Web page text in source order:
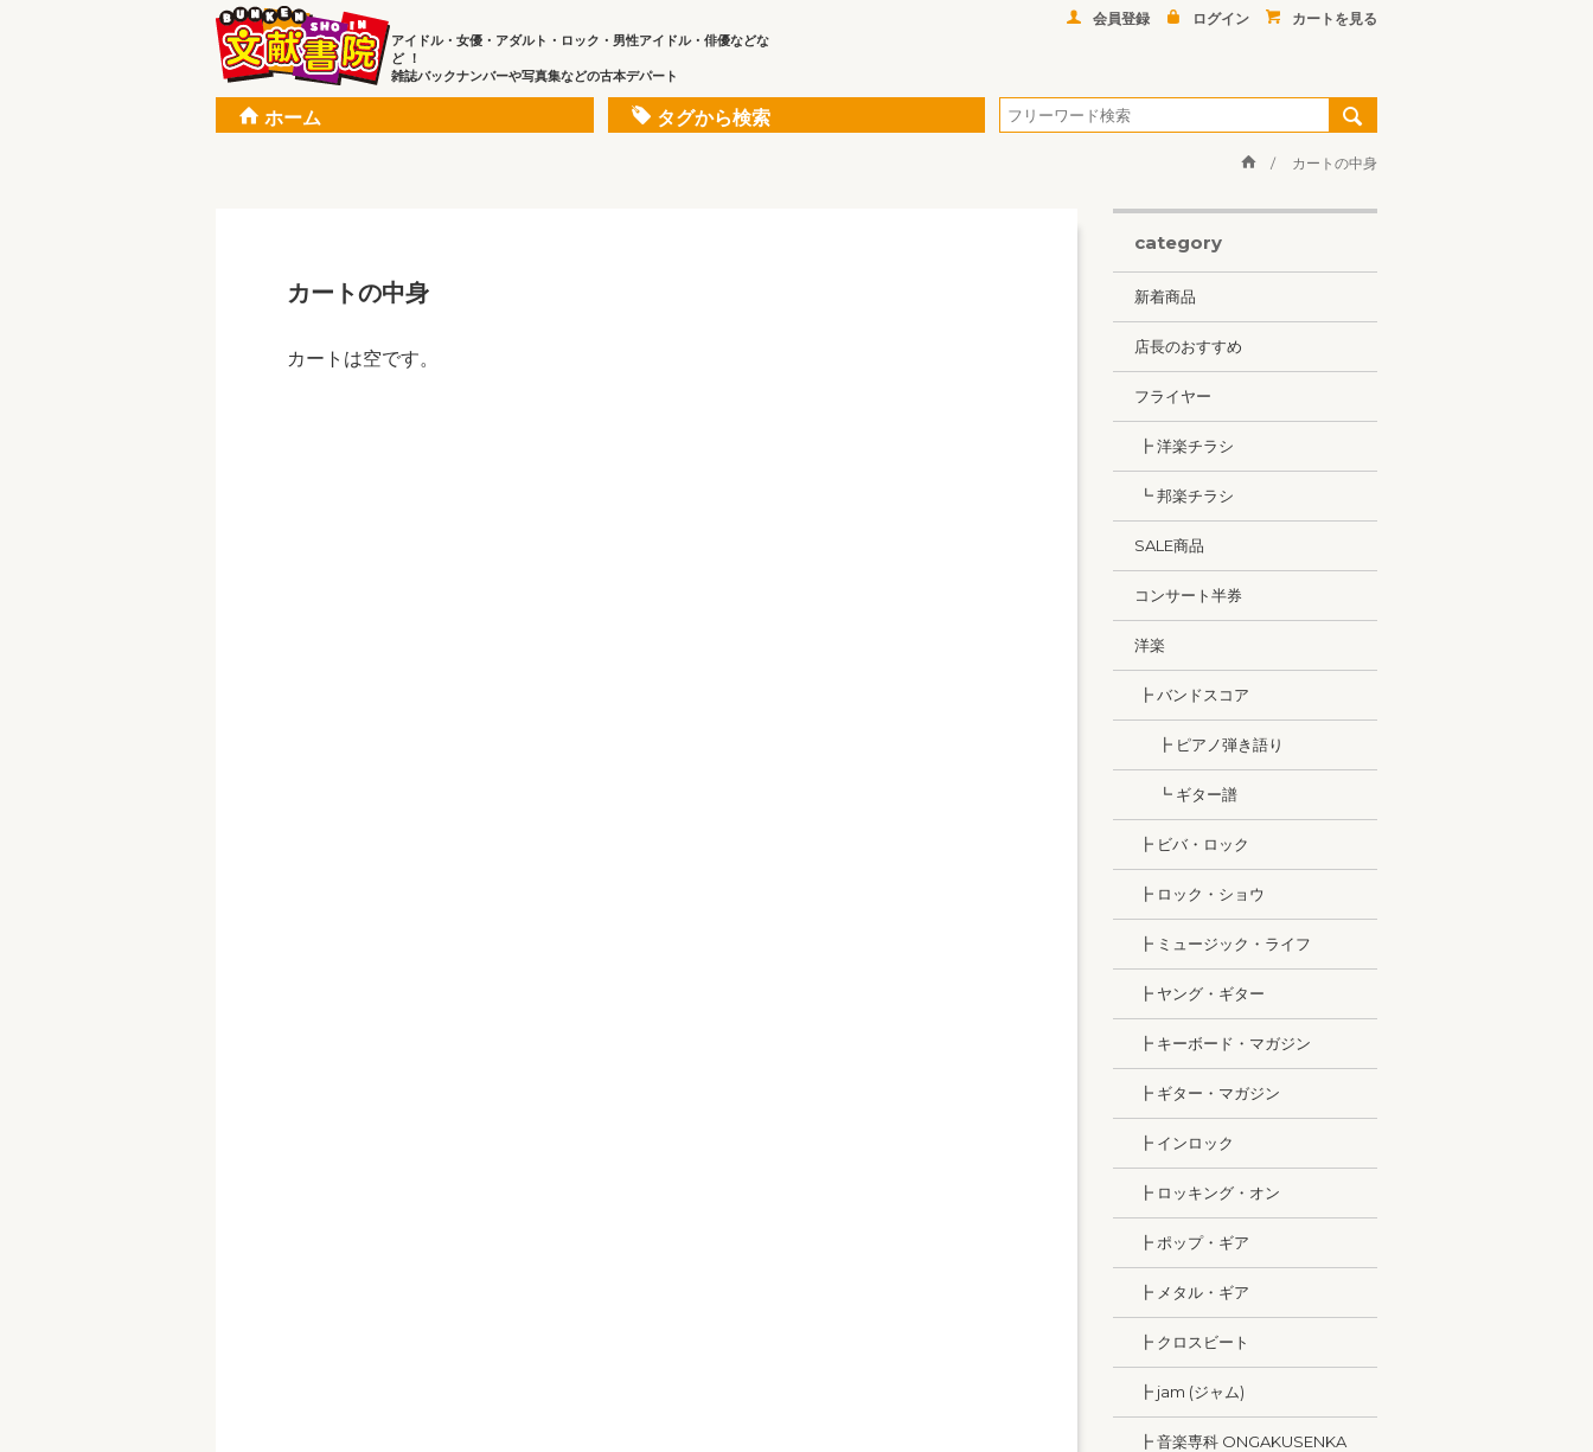
アイドル・女優・アダルト・ロック・男性アイドル・俳優などな
ど ！
雑誌バックナンバーや写真集などの古本デパート
会員登録 ログイン カートを見る
ホーム タグから検索
カートの中身
カートの中身
カートは空です。
category
新着商品
店長のおすすめ
フライヤー
┣ 洋楽チラシ
┗ 邦楽チラシ
SALE商品
コンサート半券
洋楽
┣ バンドスコア
┣ ピアノ弾き語り
┗ ギター譜
┣ ビバ・ロック
┣ ロック・ショウ
┣ ミュージック・ライフ
┣ ヤング・ギター
┣ キーボード・マガジン
┣ ギター・マガジン
┣ インロック
┣ ロッキング・オン
┣ ポップ・ギア
┣ メタル・ギア
┣ クロスビート
┣ jam (ジャム)
┣ 音楽専科 ONGAKUSENKA